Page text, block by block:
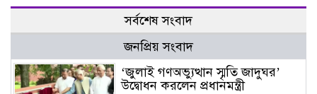
সর্বশেষ সংবাদ
জনপ্রিয় সংবাদ
‘জুলাই গণঅভ্যুত্থান স্মৃতি জাদুঘর’
উদ্বোধন করলেন প্রধানমন্ত্রী